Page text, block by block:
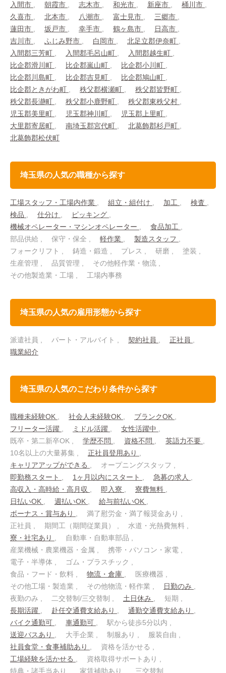
入間市
朝霞市 志木市 和光市 新座市
桶川市
久喜市
北本市 八潮市 富士見市
三郷市
蓮田市
坂戸市 幸手市 鶴ヶ島市
日高市
吉川市
ふじみ野市 白岡市
北足立郡伊奈町
入間郡三芳町
入間郡毛呂山町
入間郡越生町
比企郡滑川町
比企郡嵐山町
比企郡小川町
比企郡川島町
比企郡吉見町
比企郡鳩山町
比企郡ときがわ町
秩父郡横瀬町
秩父郡皆野町
秩父郡長瀞町
秩父郡小鹿野町
秩父郡東秩父村
児玉郡美里町
児玉郡神川町
児玉郡上里町
大里郡寄居町
南埼玉郡宮代町
北葛飾郡杉戸町
北葛飾郡松伏町
埼玉県の人気の職種から探す
工場スタッフ・工場内作業 組立・組付け 加工
検査
検品
仕分け
ピッキング
機械オペレーター・マシンオペレーター
食品加工
部品供給
保守・保全 軽作業
製造スタッフ
フォークリフト
鋳造・鍛造 プレス 研磨
塗装
生産管理
品質管理
その他軽作業・物流
その他製造業・工場
工場内事務
埼玉県の人気の雇用形態から探す
派遣社員 パート・アルバイト 契約社員
正社員
職業紹介
埼玉県の人気のこだわり条件から探す
職種未経験OK 社会人未経験OK
ブランクOK
フリーター活躍
ミドル活躍
女性活躍中
既卒・第二新卒OK
学歴不問 資格不問
英語力不要
10名以上の大量募集
正社員登用あり
キャリアアップができる
オープニングスタッフ
即勤務スタート
1ヶ月以内にスタート
急募の求人
高収入・高時給・高月収
即入寮
寮費無料
日払いOK
週払いOK
給与前払いOK
ボーナス・賞与あり
満了慰労金・満了報奨金あり
正社員
期間工（期間従業員）
水道・光熱費無料
寮・社宅あり
自動車・自動車部品
産業機械・農業機器・金属
携帯・パソコン・家電
電子・半導体
ゴム・プラスチック
食品・フード・飲料
物流・倉庫
医療機器
その他工場・製造業
その他物流・軽作業
日勤のみ
夜勤のみ
二交替制/三交替制 土日休み
短期
長期活躍
赴任交通費支給あり
通勤交通費支給あり
バイク通勤可
車通勤可
駅から徒歩5分以内
送迎バスあり
大手企業 制服あり
服装自由
社員食堂・食事補助あり
資格を活かせる
工場経験を活かせる
資格取得サポートあり
特典・諸手当あり
家賃補助あり 三交替制